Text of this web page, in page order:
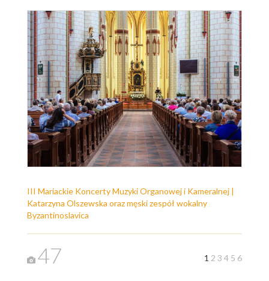
III Mariackie Koncerty Muzyki Organowej i Kameralnej |
Katarzyna Olszewska oraz męski zespół wokalny
Byzantinoslavica
47 1 2 3 4 5 6